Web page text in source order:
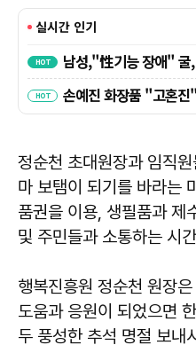
정순천 초대원장과 임직
마 보탬이 되기를 바라는
품권을 이용, 생필품과 제
및 주민들과 소통하는 시
행복진흥원 정순천 원장
도움과 응원이 되었으면
두 풍성한 추석 명절 보내